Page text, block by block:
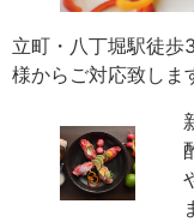
立町・八丁堀駅徒歩
様からご対応致しま